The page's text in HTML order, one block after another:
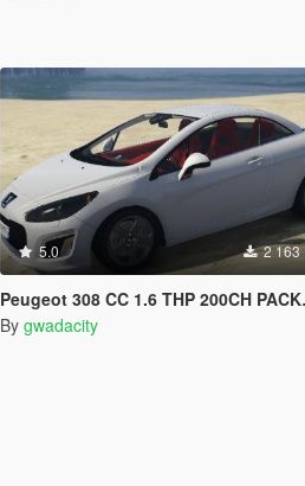
5.0 2 163
Peugeot 308 CC 1.6 THP 200CH PACK SPORT 2013 [Add-On /]
By gwadacity